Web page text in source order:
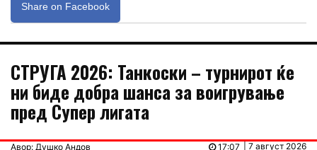
Share on Facebook
СТРУГА 2026: Танкоски – турнирот ќе
ни биде добра шанса за воигрување
пред Супер лигата
Авор: Душко Андов | 7 август 2026
17:07